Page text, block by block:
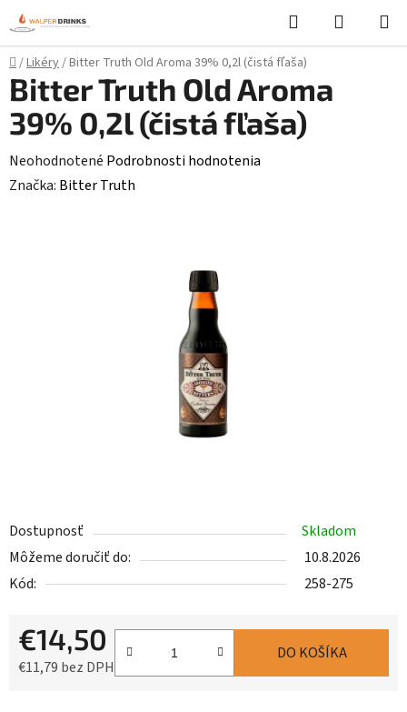
Prejsť
na
obsah
Hľadať
KOŠÍK
Domov
/Likéry/Bitter Truth Old Aroma 39% 0,2l (čistá fľaša)
Dostupnosť
Skladom
Môžeme doručiť do:
10.8.2026
Kód:
258-275
€14,50
€11,79 bez DPH
DO KOŠÍKA
Bitter Truth Old Aroma
39% 0,2l (čistá fľaša)
Priemerné
hodnotenie
Neohodnotené Podrobnosti hodnotenia
Značka: Bitter Truth